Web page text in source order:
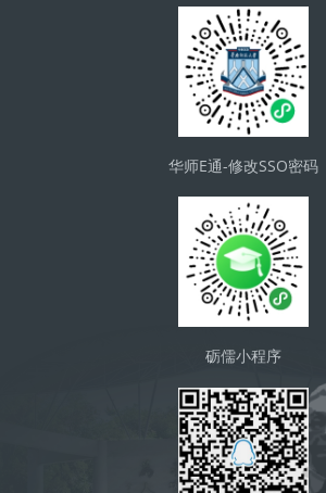
华师E通-修改SSO密码
砺儒小程序